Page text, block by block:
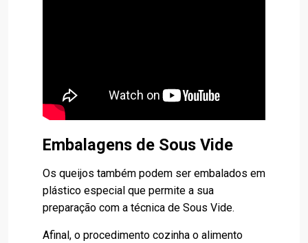
Embalagens de Sous Vide
Os queijos também podem ser embalados em
plástico especial que permite a sua
preparação com a técnica de Sous Vide.
Afinal, o procedimento cozinha o alimento